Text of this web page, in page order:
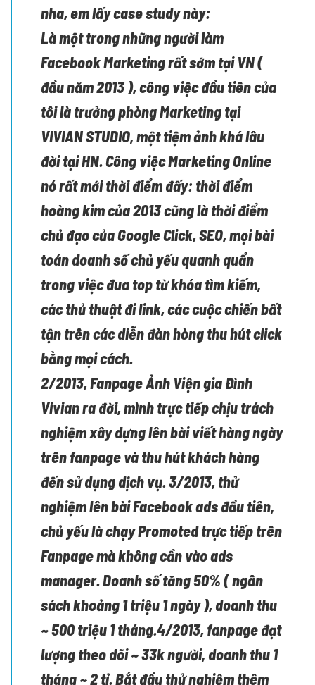
nha, em lấy case study này:
Là một trong những người làm
Facebook Marketing rất sớm tại VN (
đầu năm 2013 ), công việc đầu tiên của
tôi là trưởng phòng Marketing tại
VIVIAN STUDIO, một tiệm ảnh khá lâu
đời tại HN. Công việc Marketing Online
nó rất mới thời điểm đấy: thời điểm
hoàng kim của 2013 cũng là thời điểm
chủ đạo của Google Click, SEO, mọi bài
toán doanh số chủ yếu quanh quẩn
trong việc đua top từ khóa tìm kiếm,
các thủ thuật đi link, các cuộc chiến bất
tận trên các diễn đàn hòng thu hút click
bằng mọi cách.
2/2013, Fanpage Ảnh Viện gia Đình
Vivian ra đời, mình trực tiếp chịu trách
nghiệm xây dựng lên bài viết hàng ngày
trên fanpage và thu hút khách hàng
đến sử dụng dịch vụ. 3/2013, thử
nghiệm lên bài Facebook ads đầu tiên,
chủ yếu là chạy Promoted trực tiếp trên
Fanpage mà không cần vào ads
manager. Doanh số tăng 50% ( ngân
sách khoảng 1 triệu 1 ngày ), doanh thu
~ 500 triệu 1 tháng.4/2013, fanpage đạt
lượng theo dõi ~ 33k người, doanh thu 1
tháng ~ 2 tỉ. Bắt đầu thử nghiệm thêm